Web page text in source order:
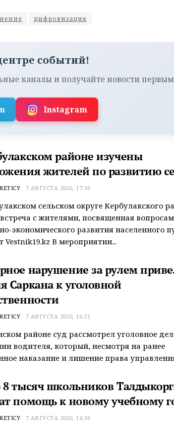
цифровизация
событий!
каналы и получайте новости
Instagram
районе изучены
жителей по развитию
7 АВГУСТА 2026, 17:36
сельском округе Кербулакского
с жителями, посвященная вопросам
экономического развития населенного
Vestnik19.kz В мероприятии...
нарушение за рулем
Саркана к уголовной
7 АВГУСТА 2026, 16:51
районе суд рассмотрел уголовное
водителя, который, несмотря на ранее
наказание и лишение права
тысяч школьников
помощь к новому учебному
7 АВГУСТА 2026, 14:36